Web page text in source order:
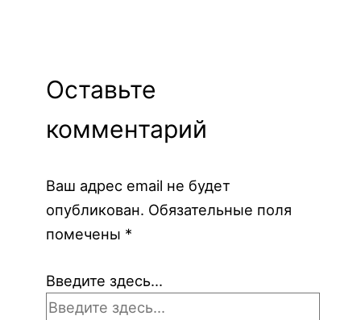
Оставьте
комментарий
Ваш адрес email не будет
опубликован. Обязательные поля
помечены *
Введите здесь...